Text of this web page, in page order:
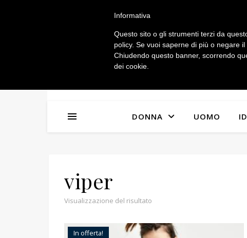
IL MIO ACCOUNT
DONNA UOMO
viper
Visualizzazione del risultato
In offerta!
Informativa
Questo sito o gli strumenti terzi da
policy. Se vuoi saperne di più o negare
Chiudendo questo banner, scorrendo
dei cookie.